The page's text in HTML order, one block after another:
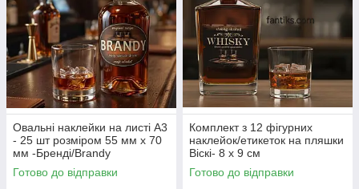
Овальні наклейки на листі А3
- 25 шт розміром 55 мм х 70
мм -Бренді/Brandy
Готово до відправки
Комплект з 12 фігурних
наклейок/етикеток на пляшки
Віскі- 8 х 9 см
Готово до відправки